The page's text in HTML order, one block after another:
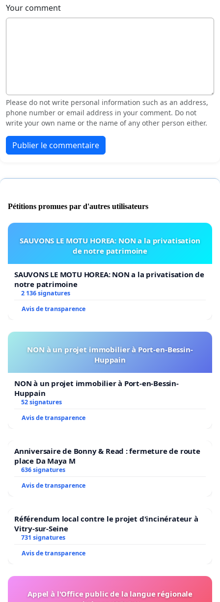
Your comment
Please do not write personal information such as an address,
phone number or email address in your comment. Do not
write your own name or the name of any other person either.
Publier le commentaire
Pétitions promues par d'autres utilisateurs
SAUVONS LE MOTU HOREA: NON a la privatisation
de notre patrimoine
SAUVONS LE MOTU HOREA: NON a la privatisation de
notre patrimoine
2 136 signatures
Avis de transparence
NON à un projet immobilier à Port-en-Bessin-
Huppain
NON à un projet immobilier à Port-en-Bessin-
Huppain
52 signatures
Avis de transparence
Anniversaire de Bonny & Read : fermeture de route
place Da Maya M
636 signatures
Avis de transparence
Référendum local contre le projet d'incinérateur à
Vitry-sur-Seine
731 signatures
Avis de transparence
Appel à l'Office public de la langue régionale